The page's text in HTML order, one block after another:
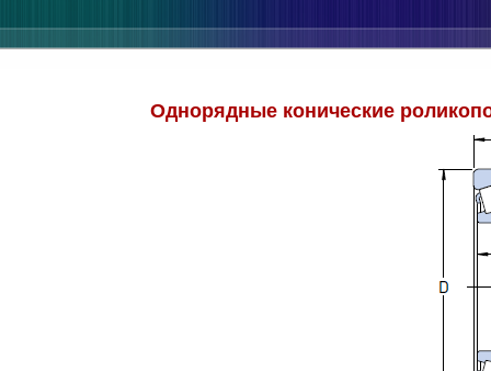
Однорядные конические